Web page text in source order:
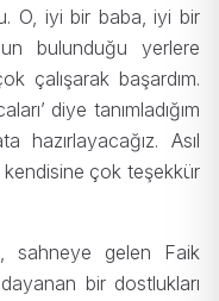
O, iyi bir baba, iyi bir
bulunduğu yerlere
çalışarak başardım.
diye tanımladığım
hazırlayacağız. Asıl
çok teşekkür
sahneye gelen Faik
bir dostlukları